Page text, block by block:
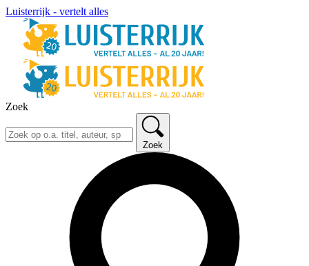
Luisterrijk - vertelt alles
Zoek
Zoek